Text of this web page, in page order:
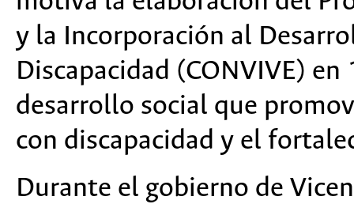
y la Incorporación al
Discapacidad (CONVIVE)
desarrollo social que
con discapacidad y el
Durante el gobierno de